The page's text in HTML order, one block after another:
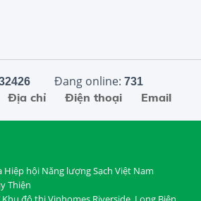
Đang online: 731
Email
Điện thoại
Địa chỉ
hội Năng lượng Sạch Việt Nam
Thiện